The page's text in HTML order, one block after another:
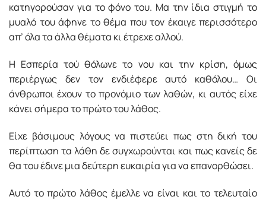
κατηγορούσαν για το φόνο του. Μα την ίδια στιγμή το
μυαλό του άφηνε το θέμα που τον έκαιγε περισσότερο
απ’ όλα τα άλλα θέματα κι έτρεχε αλλού.
Η Εσπερία τού θόλωνε το νου και την κρίση, όμως
περιέργως δεν τον ενδιέφερε αυτό καθόλου… Οι
άνθρωποι έχουν το προνόμιο των λαθών, κι αυτός είχε
κάνει σήμερα το πρώτο του λάθος.
Είχε βάσιμους λόγους να πιστεύει πως στη δική του
περίπτωση τα λάθη δε συγχωρούνται και πως κανείς δε
θα του έδινε μια δεύτερη ευκαιρία για να επανορθώσει.
Αυτό το πρώτο λάθος έμελλε να είναι και το τελευταίο